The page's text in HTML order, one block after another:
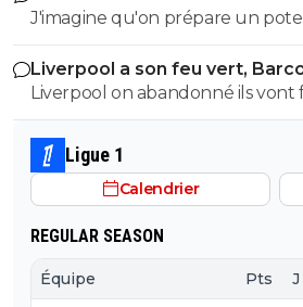
J'imagine qu'on prépare un
l'été prochain au cas où il
évitera un panic buy tout en
gardien.
Liverpool a son feu vert,
Liverpool on abandonné ils
le joueur a pas suivis la préparation, Liverpool vont pas
dépenser une fortune pour un
préparation avec Liverpool, Liverpool on déjà fait la bêtise sur
isak l année dernière, ils veulent
Ligue 1
Calendrier
REGULAR SEASON
Équipe Pts J